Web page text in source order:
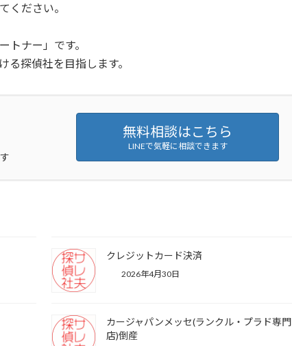
ください。
トナー」です。
る探偵社を目指します。
無料相談はこちら
LINEで気軽に相談できます
クレジットカード決済
2026年4月30日
カージャパンメッセ(ランクル・プラド専門
店)倒産